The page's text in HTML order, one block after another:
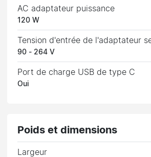
AC adaptateur puissance
120 W
Tension d'entrée de l'adaptateur
90 - 264 V
Port de charge USB de type C
Oui
Poids et dimensions
Largeur